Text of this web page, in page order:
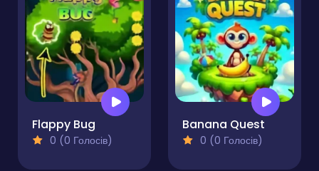
Flappy Bug
0 (0 Голосів)
Banana Quest
0 (0 Голосів)